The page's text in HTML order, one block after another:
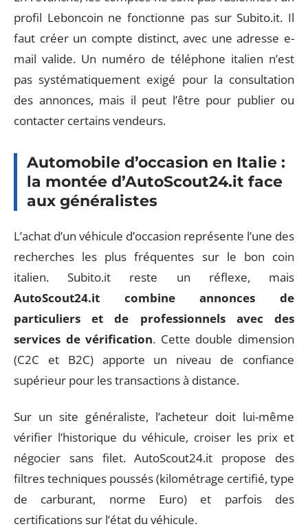
profil Leboncoin ne fonctionne pas sur Subito.it. Il
faut créer un compte distinct, avec une adresse e-
mail valide. Un numéro de téléphone italien n’est
pas systématiquement exigé pour la consultation
des annonces, mais il peut l’être pour publier ou
contacter certains vendeurs.
Automobile d’occasion en Italie :
la montée d’AutoScout24.it face
aux généralistes
L’achat d’un véhicule d’occasion représente l’une des
recherches les plus fréquentes sur le bon coin
italien. Subito.it reste un réflexe, mais
AutoScout24.it combine annonces de
particuliers et de professionnels avec des
services de vérification. Cette double dimension
(C2C et B2C) apporte un niveau de confiance
supérieur pour les transactions à distance.
Sur un site généraliste, l’acheteur doit lui-même
vérifier l’historique du véhicule, croiser les prix et
négocier sans filet. AutoScout24.it propose des
filtres techniques poussés (kilométrage certifié, type
de carburant, norme Euro) et parfois des
certifications sur l’état du véhicule.